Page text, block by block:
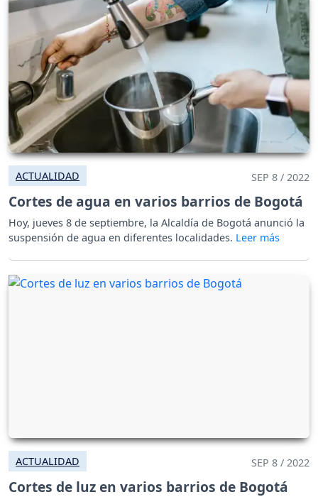
ACTUALIDAD SEP 8 / 2022
Cortes de agua en varios barrios de Bogotá
Hoy, jueves 8 de septiembre, la Alcaldía de Bogotá anunció la
suspensión de agua en diferentes localidades.
ACTUALIDAD SEP 8 / 2022
Cortes de luz en varios barrios de Bogotá